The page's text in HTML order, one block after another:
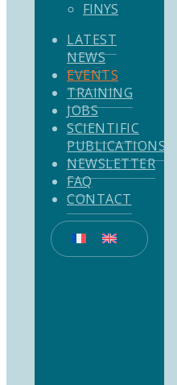
FINYS
LATEST
NEWS
EVENTS
TRAINING
JOBS
SCIENTIFIC
PUBLICATIONS
NEWSLETTER
FAQ
CONTACT